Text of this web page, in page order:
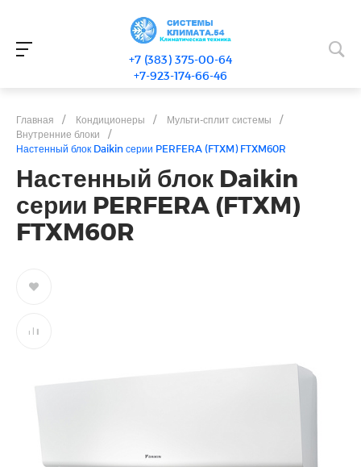
+7 (383) 375-00-64
+7-923-174-66-46
Главная / Кондиционеры / Мульти-сплит системы
/
Внутренние блоки
/
Настенный блок Daikin серии PERFERA (FTXM) FTXM60R
Настенный блок Daikin
серии PERFERA (FTXM)
FTXM60R